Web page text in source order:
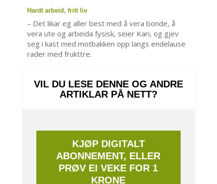
Hardt arbeid, fritt liv
– Det likar eg aller best med å vera bonde, å
vera ute og arbeida fysisk, seier Kari, og gjev
seg i kast med motbakken opp langs endelause
rader med frukttre.
VIL DU LESE DENNE OG ANDRE
ARTIKLAR PÅ NETT?
KJØP DIGITALT
ABONNEMENT, ELLER
PRØV EI VEKE FOR 1
KRONE